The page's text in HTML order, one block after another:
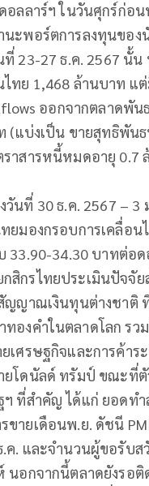
อลลาร์ฯ ในวันศุกร์ก่อน
นะพอร์ตการลงทุนของ
23-27 ธ.ค. 2567 นั้น
ทย 1,468 ล้านบาท แ
ออกจากตลาดพัน
(แบ่งเป็น ขายสุทธิพัน
าสารหนี้หมดอายุ 0.7
นที่ 30 ธ.ค. 2567 – 3
ยมองกรอบการเคลื่อน
33.90-34.30 บาทต่อด
สิกรไทยประเมินปัจจั
ญญาณเงินทุนต่างชาติ
ทองคำในตลาดโลก ร
เศรษฐกิจและการค้าร
ยโดนัลด์ ทรัมป์ ขณะที่ตั
ฯ ที่สำคัญ ได้แก่ ยอดท
ขายเดือนพ.ย. ดัชนี
ค. และจำนวนผู้ขอรับส
นอกจากนี้ตลาดยังรอ